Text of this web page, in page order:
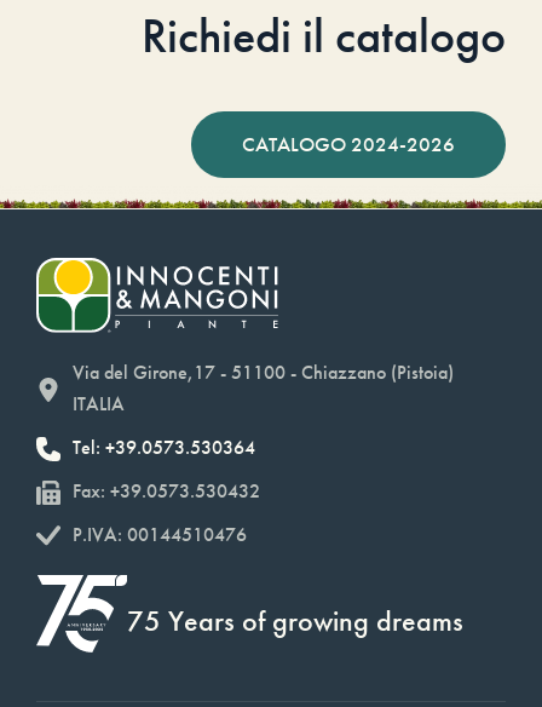
Richiedi il catalogo
CATALOGO 2024-2026
Via del Girone,17 - 51100 - Chiazzano (Pistoia)
ITALIA
Tel: +39.0573.530364
Fax: +39.0573.530432
P.IVA: 00144510476
75 Years of growing dreams